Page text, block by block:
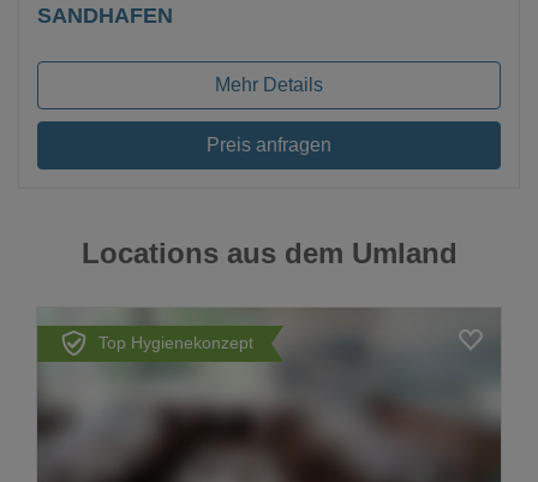
SANDHAFEN
Mehr Details
Preis anfragen
Locations aus dem Umland
Top Hygienekonzept